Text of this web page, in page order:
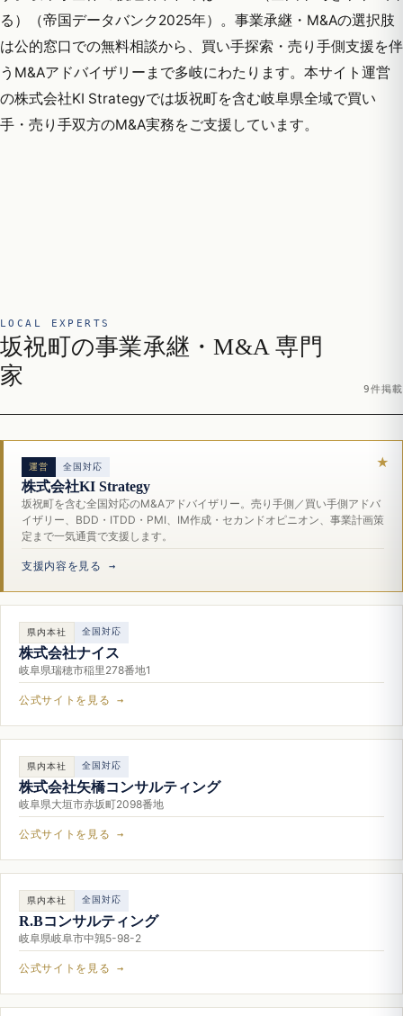
る）（帝国データバンク2025年）。事業承継・M&Aの選択肢
は公的窓口での無料相談から、買い手探索・売り手側支援を伴
うM&Aアドバイザリーまで多岐にわたります。本サイト運営
の株式会社KI Strategyでは坂祝町を含む岐阜県全域で買い
手・売り手双方のM&A実務をご支援しています。
LOCAL EXPERTS
坂祝町の事業承継・M&A 専門
家
9件掲載
運営 全国対応
株式会社KI Strategy
坂祝町を含む全国対応のM&Aアドバイザリー。売り手側／買い手側アドバ
イザリー、BDD・ITDD・PMI、IM作成・セカンドオピニオン、事業計画策
定まで一気通貫で支援します。
支援内容を見る →
県内本社 全国対応
株式会社ナイス
岐阜県瑞穂市稲里278番地1
公式サイトを見る →
県内本社 全国対応
株式会社矢橋コンサルティング
岐阜県大垣市赤坂町2098番地
公式サイトを見る →
県内本社 全国対応
R.Bコンサルティング
岐阜県岐阜市中鶉5-98-2
公式サイトを見る →